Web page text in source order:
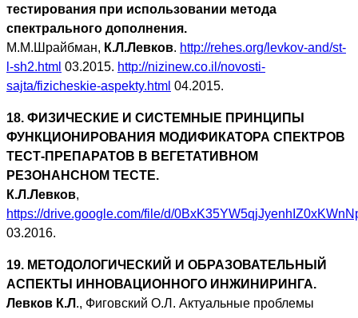
тестирования при использовании метода
спектрального дополнения.
М.М.Шрайбман, К.Л.Левков. http://rehes.org/levkov-and/st-
l-sh2.html 03.2015. http://nizinew.co.il/novosti-
sajta/fizicheskie-aspekty.html 04.2015.
18. ФИЗИЧЕСКИЕ И СИСТЕМНЫЕ ПРИНЦИПЫ
ФУНКЦИОНИРОВАНИЯ МОДИФИКАТОРА СПЕКТРОВ
ТЕСТ-ПРЕПАРАТОВ В ВЕГЕТАТИВНОМ
РЕЗОНАНСНОМ ТЕСТЕ.
К.Л.Левков,
https://drive.google.com/file/d/
03.2016.
19. МЕТОДОЛОГИЧЕСКИЙ И ОБРАЗОВАТЕЛЬНЫЙ
АСПЕКТЫ ИННОВАЦИОННОГО ИНЖИНИРИНГА.
Левков К.Л ., Фиговский О.Л. Актуальные проблемы